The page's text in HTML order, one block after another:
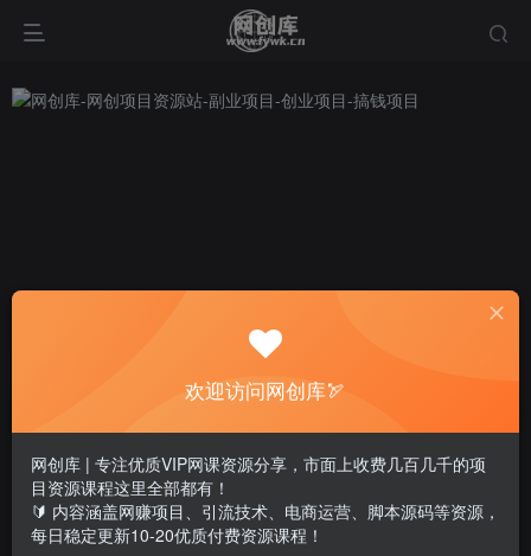
免费项目 会员项目 赚钱必看
欢迎访问网创库🏹
网创库 | 专注优质VIP网课资源分享，市面上收费几百几千的项
目资源课程这里全部都有！
🔰 内容涵盖网赚项目、引流技术、电商运营、脚本源码等资源，
每日稳定更新10-20优质付费资源课程！